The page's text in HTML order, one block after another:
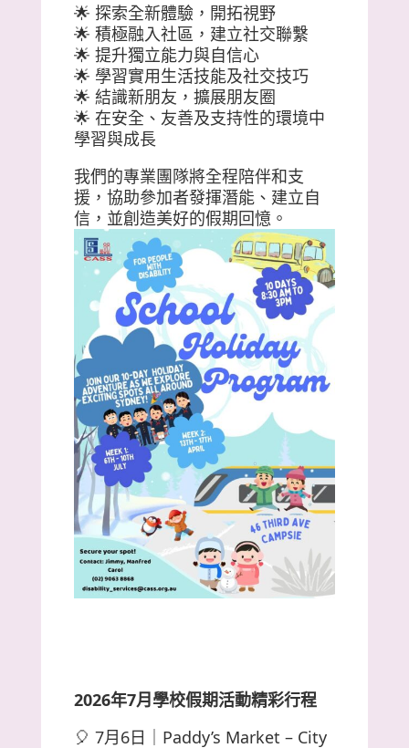
🌟 探索全新體驗，開拓視野
🌟 積極融入社區，建立社交聯繫
🌟 提升獨立能力與自信心
🌟 學習實用生活技能及社交技巧
🌟 結識新朋友，擴展朋友圈
🌟 在安全、友善及支持性的環境中
學習與成長
我們的專業團隊將全程陪伴和支
援，協助參加者發揮潛能、建立自
信，並創造美好的假期回憶。
2026年7月學校假期活動精彩行程
🎈 7月6日｜Paddy’s Market – City